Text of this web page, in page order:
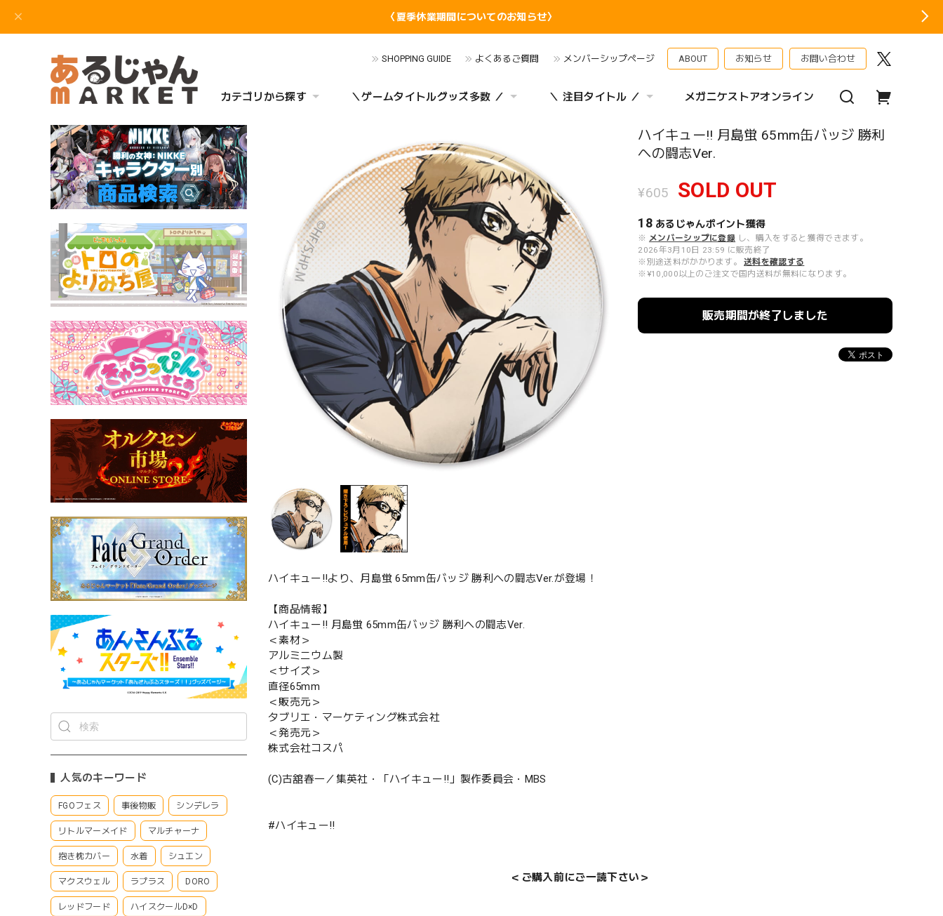
〈夏季休業期間についてのお知らせ〉
SHOPPING GUIDE よくあるご質問 メンバーシップページ ABOUT お知らせ お問い合わせ
カテゴリから探す ＼ゲームタイトルグッズ多数 ／ ＼ 注目タイトル ／ メガニケストアオンライン
人気のキーワード
FGOフェス 事後物販 シンデレラ
リトルマーメイド マルチャーナ
抱き枕カバー 水着 シュエン
マクスウェル ラプラス DORO
レッドフード ハイスクールD×D
ハイキュー!! 月島蛍 65mm缶バッジ 勝利
への闘志Ver.
¥605 SOLD OUT
18 あるじゃんポイント獲得
※ メンバーシップに登録 し、購入をすると獲得できます。
2026年3月10日 23:59 に販売終了
※別途送料がかかります。
送料を確認する
※¥10,000以上のご注文で国内送料が無料になります。
販売期間が終了しました
ハイキュー!!より、月島蛍 65mm缶バッジ 勝利への闘志Ver.が登場！
【商品情報】
ハイキュー!! 月島蛍 65mm缶バッジ 勝利への闘志Ver.
＜素材＞
アルミニウム製
＜サイズ＞
直径65mm
＜販売元＞
タブリエ・マーケティング株式会社
＜発売元＞
株式会社コスパ
(C)古舘春一／集英社・「ハイキュー!!」製作委員会・MBS
#ハイキュー!!
＜ご購入前にご一読下さい＞